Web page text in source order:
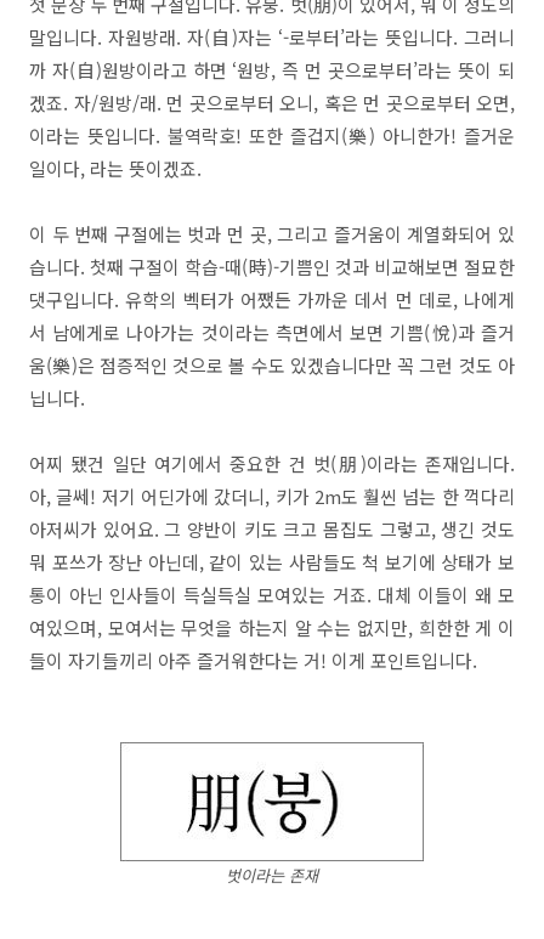
말입니다. 자원방래. 자(自)자는 ‘-로부터’라는 뜻입니다. 그러니
까 자(自)원방이라고 하면 ‘원방, 즉 먼 곳으로부터’라는 뜻이 되
겠죠. 자/원방/래. 먼 곳으로부터 오니, 혹은 먼 곳으로부터 오면,
이라는 뜻입니다. 불역락호! 또한 즐겁지(樂) 아니한가! 즐거운
일이다, 라는 뜻이겠죠.
이 두 번째 구절에는 벗과 먼 곳, 그리고 즐거움이 계열화되어 있
습니다. 첫째 구절이 학습-때(時)-기쁨인 것과 비교해보면 절묘한
댓구입니다. 유학의 벡터가 어쨌든 가까운 데서 먼 데로, 나에게
서 남에게로 나아가는 것이라는 측면에서 보면 기쁨(悅)과 즐거
움(樂)은 점증적인 것으로 볼 수도 있겠습니다만 꼭 그런 것도 아
닙니다.
어찌 됐건 일단 여기에서 중요한 건 벗(朋)이라는 존재입니다.
아, 글쎄! 저기 어딘가에 갔더니, 키가 2m도 훨씬 넘는 한 꺽다리
아저씨가 있어요. 그 양반이 키도 크고 몸집도 그렇고, 생긴 것도
뭐 포쓰가 장난 아닌데, 같이 있는 사람들도 척 보기에 상태가 보
통이 아닌 인사들이 득실득실 모여있는 거죠. 대체 이들이 왜 모
여있으며, 모여서는 무엇을 하는지 알 수는 없지만, 희한한 게 이
들이 자기들끼리 아주 즐거워한다는 거! 이게 포인트입니다.
벗이라는 존재​